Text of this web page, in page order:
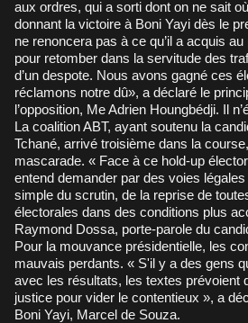
aux ordres, qui a sorti dont on ne sait
donnant la victoire à Boni Yayi dès le
ne renoncera pas à ce qu’il a acquis
pour retomber dans la servitude des
d’un despote. Nous avons gagné ces
réclamons notre dû», a déclaré le
l’opposition, Me Adrien Houngbédji. Il
La coalition ABT, ayant soutenu la
Tchané, arrivé troisième dans la
mascarade. « Face à ce hold-up
entend demander par des voies légales
simple du scrutin, de la reprise de
électorales dans des conditions plus
Raymond Dossa, porte-parole du
Pour la mouvance présidentielle, les
mauvais perdants. « S'il y a des gens
avec les résultats, les textes prévoient
justice pour vider le contentieux », a
Boni Yayi, Marcel de Souza.